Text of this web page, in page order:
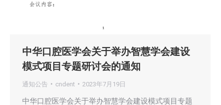
中华口腔医学会关于举办智慧学会建设
模式项目专题研讨会的通知
通知公告 cndent 2023年7月19日
中华口腔医学会关于举办智慧学会建设模式项目专题